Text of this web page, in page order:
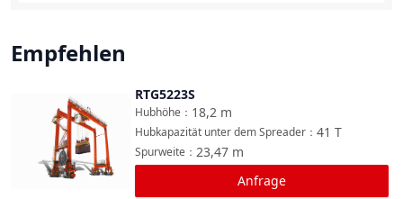
Empfehlen
Vergleichen
RTG5223S
18,2 m
Hubhöhe ：
41 T
Hubkapazität unter dem Spreader ：
23,47 m
Spurweite ：
Anfrage